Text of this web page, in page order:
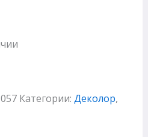
Категории: Деколор,